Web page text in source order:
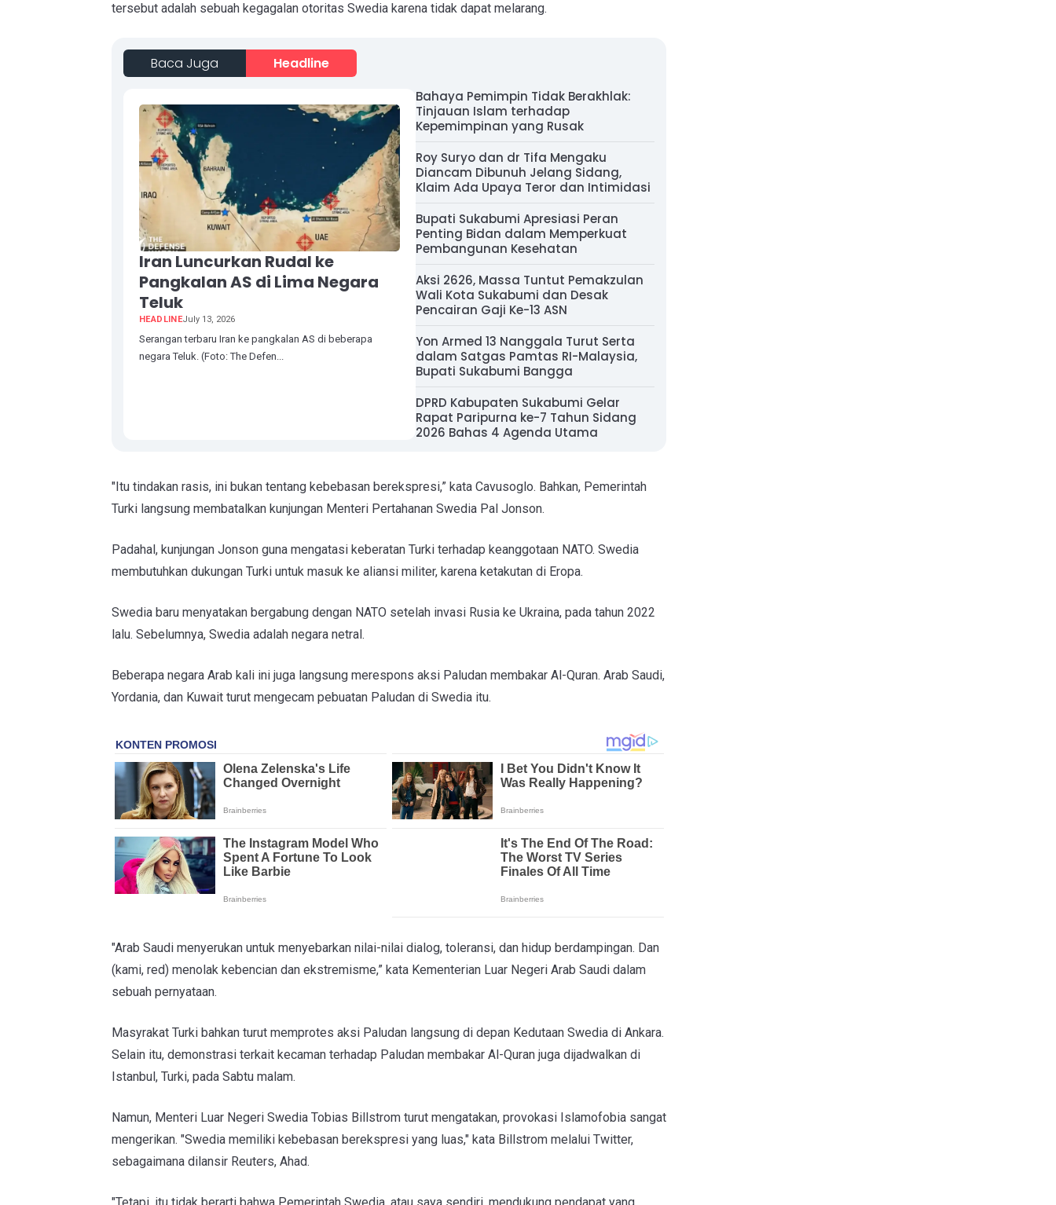
tersebut adalah sebuah kegagalan otoritas Swedia karena tidak dapat melarang.
Baca Juga Headline
Iran Luncurkan Rudal ke
Pangkalan AS di Lima Negara
Teluk
HEADLINEJuly 13, 2026
Serangan terbaru Iran ke pangkalan AS di beberapa
negara Teluk. (Foto: The Defen...
Bahaya Pemimpin Tidak Berakhlak:
Tinjauan Islam terhadap
Kepemimpinan yang Rusak
Roy Suryo dan dr Tifa Mengaku
Diancam Dibunuh Jelang Sidang,
Klaim Ada Upaya Teror dan Intimidasi
Bupati Sukabumi Apresiasi Peran
Penting Bidan dalam Memperkuat
Pembangunan Kesehatan
Aksi 2626, Massa Tuntut Pemakzulan
Wali Kota Sukabumi dan Desak
Pencairan Gaji Ke-13 ASN
Yon Armed 13 Nanggala Turut Serta
dalam Satgas Pamtas RI-Malaysia,
Bupati Sukabumi Bangga
DPRD Kabupaten Sukabumi Gelar
Rapat Paripurna ke-7 Tahun Sidang
2026 Bahas 4 Agenda Utama
"Itu tindakan rasis, ini bukan tentang kebebasan berekspresi,” kata Cavusoglo. Bahkan, Pemerintah
Turki langsung membatalkan kunjungan Menteri Pertahanan Swedia Pal Jonson.
Padahal, kunjungan Jonson guna mengatasi keberatan Turki terhadap keanggotaan NATO. Swedia
membutuhkan dukungan Turki untuk masuk ke aliansi militer, karena ketakutan di Eropa.
Swedia baru menyatakan bergabung dengan NATO setelah invasi Rusia ke Ukraina, pada tahun 2022
lalu. Sebelumnya, Swedia adalah negara netral.
Beberapa negara Arab kali ini juga langsung merespons aksi Paludan membakar Al-Quran. Arab Saudi,
Yordania, dan Kuwait turut mengecam pebuatan Paludan di Swedia itu.
"Arab Saudi menyerukan untuk menyebarkan nilai-nilai dialog, toleransi, dan hidup berdampingan. Dan
(kami, red) menolak kebencian dan ekstremisme,” kata Kementerian Luar Negeri Arab Saudi dalam
sebuah pernyataan.
Masyrakat Turki bahkan turut memprotes aksi Paludan langsung di depan Kedutaan Swedia di Ankara.
Selain itu, demonstrasi terkait kecaman terhadap Paludan membakar Al-Quran juga dijadwalkan di
Istanbul, Turki, pada Sabtu malam.
Namun, Menteri Luar Negeri Swedia Tobias Billstrom turut mengatakan, provokasi Islamofobia sangat
mengerikan. "Swedia memiliki kebebasan berekspresi yang luas," kata Billstrom melalui Twitter,
sebagaimana dilansir Reuters, Ahad.